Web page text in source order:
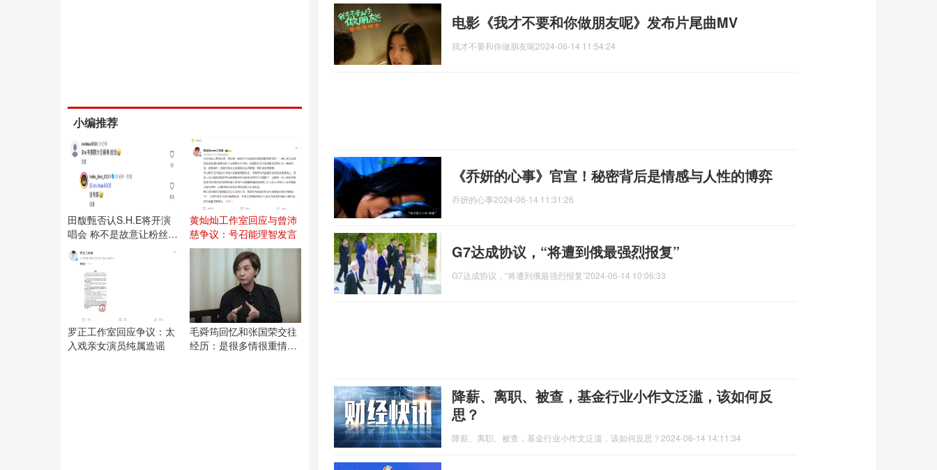
小编推荐
田馥甄否认S.H.E将开演
唱会 称不是故意让粉丝失
望
黄灿灿工作室回应与曾沛
慈争议：号召能理智发言
罗正工作室回应争议：太
入戏亲女演员纯属造谣
毛舜筠回忆和张国荣交往
经历：是很多情很重情的
电影《我才不要和你做朋友呢》发布片尾曲MV
我才不要和你做朋友呢2024-06-14 11:54:24
《乔妍的心事》官宣！秘密背后是情感与人性的博弈
乔妍的心事2024-06-14 11:31:26
G7达成协议，“将遭到俄最强烈报复”
G7达成协议，“将遭到俄最强烈报复”2024-06-14 10:06:33
降薪、离职、被查，基金行业小作文泛滥，该如何反
思？
降薪、离职、被查，基金行业小作文泛滥，该如何反思？ 2024-06-14 14:11:34